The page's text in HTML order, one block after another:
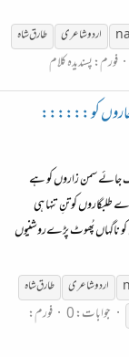
اردو شاعری
طارق شاہ
فورم:پسندیدہ کلام
خاروں کو ::::::
جائے سمن زاروں کو ہے
کو تنِ تنہا ہی
کو ناگہاں پُھوٹ پڑےروشنیوں
اردو شاعری
طارق شاہ
جوابات: 0
فورم: